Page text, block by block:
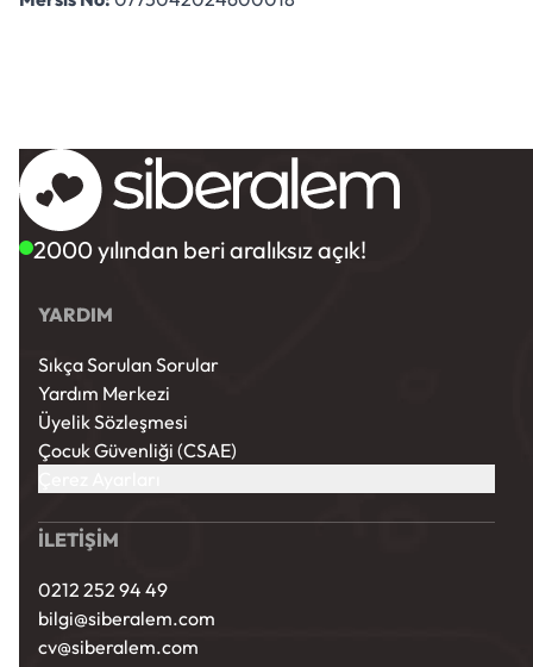
2000 yılından beri aralıksız açık!
YARDIM
Sıkça Sorulan Sorular
Yardım Merkezi
Üyelik Sözleşmesi
Çocuk Güvenliği (CSAE)
İLETİŞİM
0212 252 94 49
bilgi@siberalem.com
cv@siberalem.com